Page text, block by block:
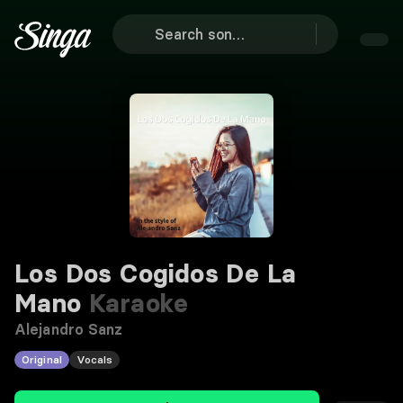
Los Dos Cogidos De La
Mano Karaoke
Alejandro Sanz
Original Vocals